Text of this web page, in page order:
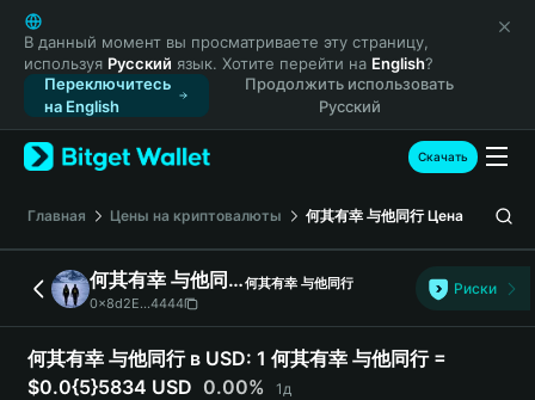
English
日本語
Tiếng Việt
Русский
Español (Latinoamérica)
Türkçe
Français
Deutsch
简体中文
繁體中文
Português (Portugal)
Bahasa Indonesia
ภาษาไทย
В данный момент вы просматриваете эту страницу,
используя Русский язык. Хотите перейти на English?
Переключитесь
на English
Продолжить использовать
Русский
Скачать
Главная Цены на криптовалюты 何其有幸 与他同行 Цена
何其有幸 与他同行何其有幸 与他同行
0x8d2E...4444
Риски
何其有幸 与他同行 в USD: 1 何其有幸 与他同行 =
$0.0{5}5834 USD 0.00% 1д